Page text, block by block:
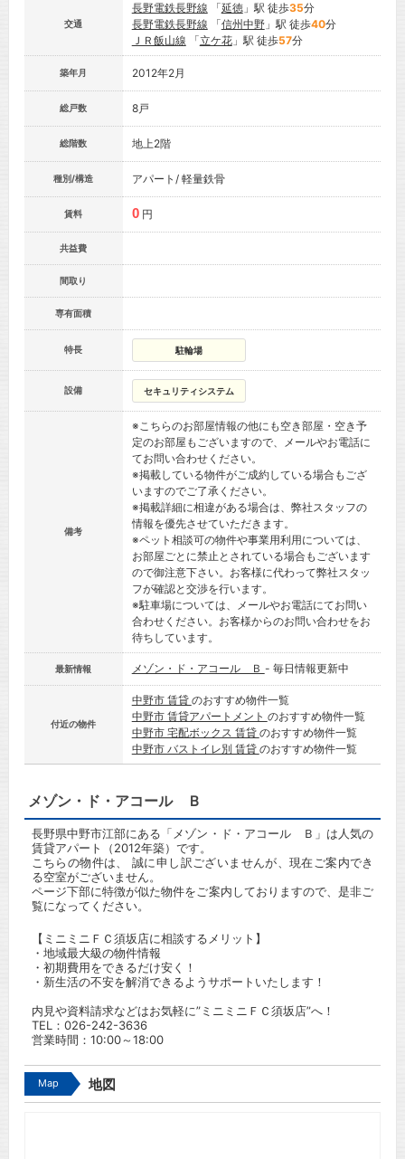
交通
長野電鉄長野線 「延徳」駅 徒歩35分
長野電鉄長野線 「信州中野」駅 徒歩40分
ＪＲ飯山線 「立ケ花」駅 徒歩57分
築年月 2012年2月
総戸数 8戸
総階数 地上2階
種別/構造 アパート/ 軽量鉄骨
賃料 0 円
共益費
間取り
専有面積
特長 駐輪場
設備 セキュリティシステム
備考
※こちらのお部屋情報の他にも空き部屋・空き予
定のお部屋もございますので、メールやお電話に
てお問い合わせください。
※掲載している物件がご成約している場合もござ
いますのでご了承ください。
※掲載詳細に相違がある場合は、弊社スタッフの
情報を優先させていただきます。
※ペット相談可の物件や事業用利用については、
お部屋ごとに禁止とされている場合もございます
ので御注意下さい。お客様に代わって弊社スタッ
フが確認と交渉を行います。
※駐車場については、メールやお電話にてお問い
合わせください。お客様からのお問い合わせをお
待ちしています。
最新情報 メゾン・ド・アコール Ｂ - 毎日情報更新中
付近の物件
中野市 賃貸 のおすすめ物件一覧
中野市 賃貸アパートメント のおすすめ物件一覧
中野市 宅配ボックス 賃貸 のおすすめ物件一覧
中野市 バストイレ別 賃貸 のおすすめ物件一覧
メゾン・ド・アコール Ｂ
長野県中野市江部にある「メゾン・ド・アコール Ｂ」は人気の
賃貸アパート（2012年築）です。
こちらの物件は、 誠に申し訳ございませんが、現在ご案内でき
る空室がございません。
ページ下部に特徴が似た物件をご案内しておりますので、是非ご
覧になってください。
【ミニミニＦＣ須坂店に相談するメリット】
・地域最大級の物件情報
・初期費用をできるだけ安く！
・新生活の不安を解消できるようサポートいたします！
内見や資料請求などはお気軽に”ミニミニＦＣ須坂店”へ！
TEL： 026-242-3636
営業時間：10:00～18:00
Map 地図